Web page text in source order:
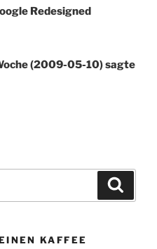
Redesigned
(2009-05-10) sagte
KAFFEE